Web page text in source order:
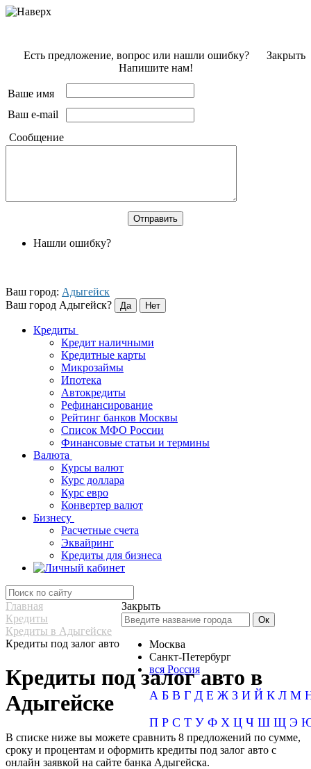
Закрыть
Есть предложение, вопрос или нашли ошибку?
Напишите нам!
Ваше имя
Ваш e-mail
Сообщение
Нашли ошибку?
Ваш город: Адыгейск
Ваш город Адыгейск?
Кредиты
Кредит наличными
Кредитные карты
Микрозаймы
Ипотека
Автокредиты
Рефинансирование
Рейтинг банков Москвы
Список МФО России
Финансовые статьи и термины
Валюта
Курсы валют
Курс доллара
Курс евро
Конвертер валют
Бизнесу
Расчетные счета
Эквайринг
Кредиты для бизнеса
Закрыть
Москва
Санкт-Петербург
вся Россия
А Б В Г Д Е Ж З И Й К Л М
П Р С Т У Ф Х Ц Ч Ш Щ Э
Главная
Кредиты
Кредиты в Адыгейске
Кредиты под залог авто
Кредиты под залог авто в
Адыгейске
В списке ниже вы можете сравнить 8 предложений по сумме,
сроку и процентам и оформить кредиты под залог авто с
онлайн заявкой на сайте банка Адыгейска.